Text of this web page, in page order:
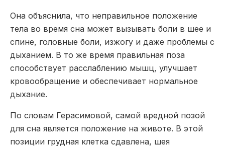
Она объяснила, что неправильное положение
тела во время сна может вызывать боли в шее и
спине, головные боли, изжогу и даже проблемы с
дыханием. В то же время правильная поза
способствует расслаблению мышц, улучшает
кровообращение и обеспечивает нормальное
дыхание.
По словам Герасимовой, самой вредной позой
для сна является положение на животе. В этой
позиции грудная клетка сдавлена, шея